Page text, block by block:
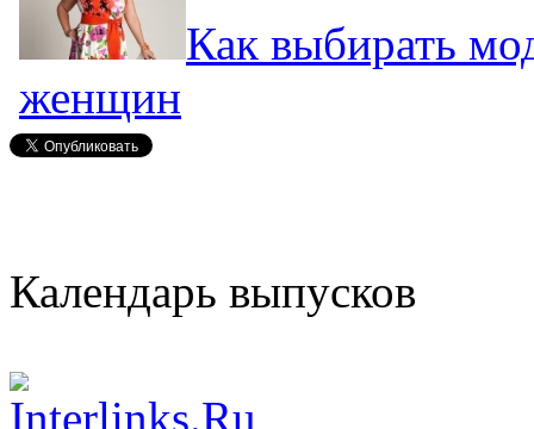
Как выбирать
женщин
Календарь выпусков